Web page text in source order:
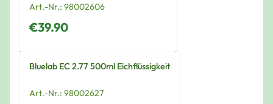
Art.-Nr.: 98002606
€39.90
Bluelab EC 2.77 500ml Eichflüssigkeit
Art.-Nr.: 98002627